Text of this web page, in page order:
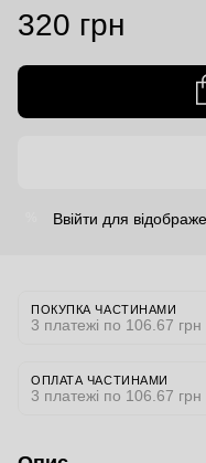
320 грн
Ввійти для
ПОКУПКА ЧАСТИНАМИ
3 платежі по 106.67 грн
ОПЛАТА ЧАСТИНАМИ
3 платежі по 106.67 грн